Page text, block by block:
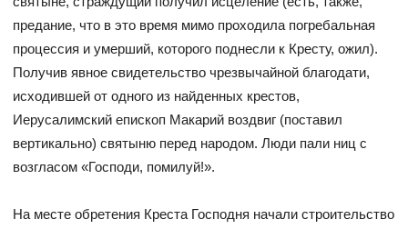
предание, что в это время мимо проходила погребальная
процессия и умерший, которого поднесли к Кресту, ожил).
Получив явное свидетельство чрезвычайной благодати,
исходившей от одного из найденных крестов,
Иерусалимский епископ Макарий воздвиг (поставил
вертикально) святыню перед народом. Люди пали ниц с
возгласом «Господи, помилуй!».
На месте обретения Креста Господня начали строительство